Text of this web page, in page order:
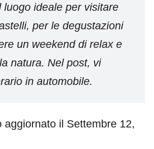
ideale per visitare
per le degustazioni
un weekend di relax e
natura. Nel post, vi
in automobile.
il Settembre 12,